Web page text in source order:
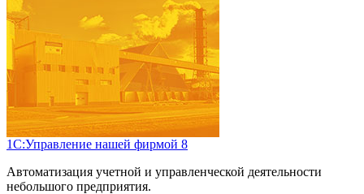
1С:Управление нашей фирмой 8
Автоматизация учетной и управленческой деятельности
небольшого предприятия.